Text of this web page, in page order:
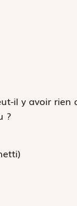
il y avoir rien
?